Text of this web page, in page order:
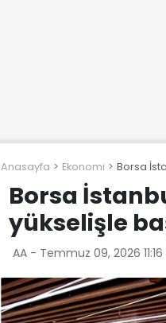
Anasayfa Ekonomi Borsa
Borsa
yükselişle
AA - Temmuz 09, 2026 11:16